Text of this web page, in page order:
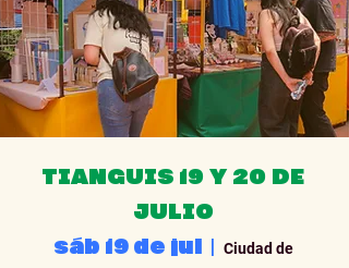
TIANGUIS 19 Y 20 DE
JULIO
sáb 19 de jul
  |
Ciudad de